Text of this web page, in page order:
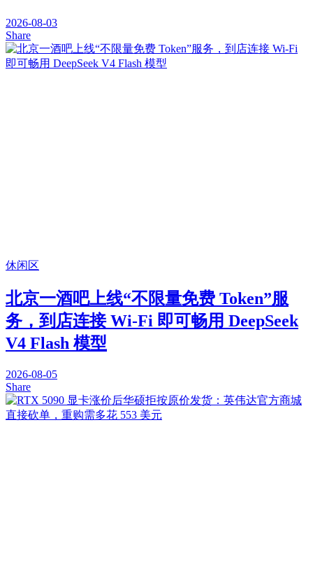
2026-08-03
Share
休闲区
北京一酒吧上线“不限量免费 Token”服
务，到店连接 Wi-Fi 即可畅用 DeepSeek
V4 Flash 模型
2026-08-05
Share